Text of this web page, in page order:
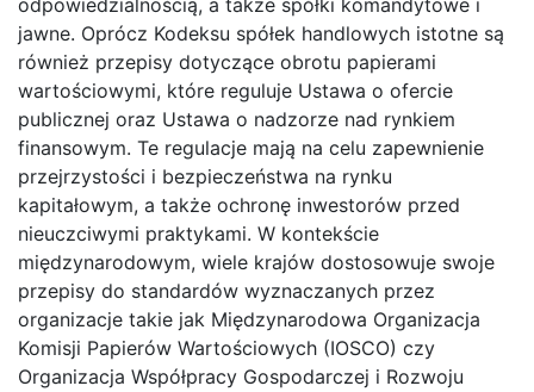
odpowiedzialnością, a także spółki komandytowe i
jawne. Oprócz Kodeksu spółek handlowych istotne są
również przepisy dotyczące obrotu papierami
wartościowymi, które reguluje Ustawa o ofercie
publicznej oraz Ustawa o nadzorze nad rynkiem
finansowym. Te regulacje mają na celu zapewnienie
przejrzystości i bezpieczeństwa na rynku
kapitałowym, a także ochronę inwestorów przed
nieuczciwymi praktykami. W kontekście
międzynarodowym, wiele krajów dostosowuje swoje
przepisy do standardów wyznaczanych przez
organizacje takie jak Międzynarodowa Organizacja
Komisji Papierów Wartościowych (IOSCO) czy
Organizacja Współpracy Gospodarczej i Rozwoju